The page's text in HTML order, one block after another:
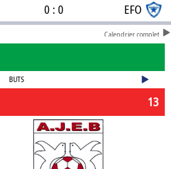
0 : 0 EFO
Calendrier complet
BUTS
13